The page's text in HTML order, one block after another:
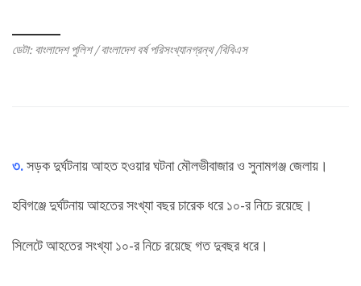
ডেটা: বাংলাদেশ পুলিশ / বাংলাদেশ বর্ষ পরিসংখ্যানগ্রন্থ /বিবিএস
৩.সড়ক দুর্ঘটনায় আহত হওয়ার ঘটনা মৌলভীবাজার ও সুনামগঞ্জ জেলায়।
হবিগঞ্জে দুর্ঘটনায় আহতের সংখ্যা বছর চারেক ধরে ১০-র নিচে রয়েছে।
সিলেটে আহতের সংখ্যা ১০-র নিচে রয়েছে গত দুবছর ধরে।